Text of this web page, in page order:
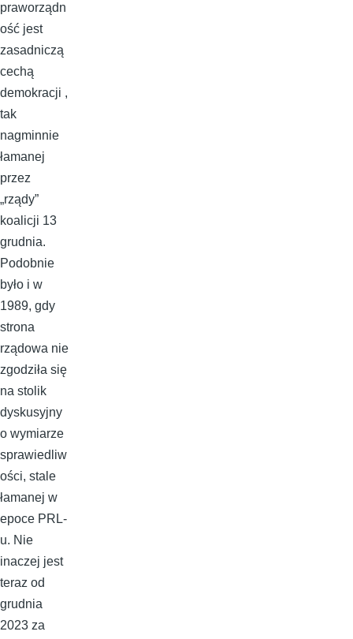
praworządn
ość jest
zasadniczą
cechą
demokracji ,
tak
nagminnie
łamanej
przez
„rządy”
koalicji 13
grudnia.
Podobnie
było i w
1989, gdy
strona
rządowa nie
zgodziła się
na stolik
dyskusyjny
o wymiarze
sprawiedliw
ości, stale
łamanej w
epoce PRL-
u. Nie
inaczej jest
teraz od
grudnia
2023 za